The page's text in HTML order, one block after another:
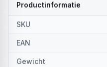
Productinformatie
SKU
EAN
Gewicht